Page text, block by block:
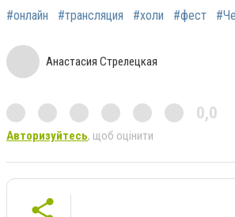
#онлайн #трансляция #холи #фест
Анастасия Стрелецкая
0,0
Авторизуйтесь, щоб оцінити